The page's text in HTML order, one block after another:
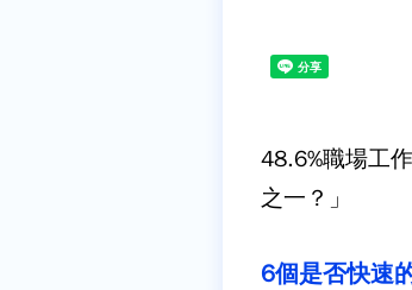
48.6%職場工
之一？」
6個是否快速